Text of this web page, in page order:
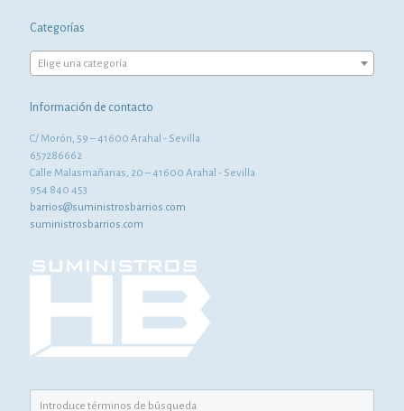
Categorías
Elige una categoría
Información de contacto
C/ Morón, 59 – 41600 Arahal - Sevilla
657286662
Calle Malasmañanas, 20 – 41600 Arahal - Sevilla
954 840 453
barrios@suministrosbarrios.com
suministrosbarrios.com